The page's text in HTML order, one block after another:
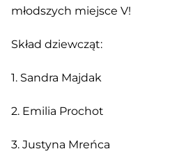
młodszych miejsce V!
Skład dziewcząt:
1. Sandra Majdak
2. Emilia Prochot
3. Justyna Mreńca